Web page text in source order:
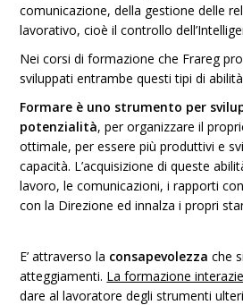
comunicazione, della gestione delle
lavorativo, cioè il controllo
Nei corsi di formazione che Frareg
sviluppati entrambe questi tipi di
Formare è uno strumento per
potenzialità, per organizzare il
ottimale, per essere più produttivi e
capacità. L’acquisizione di queste
lavoro, le comunicazioni, i rapporti
con la Direzione ed innalza i propri
E’ attraverso la consapevolezza che
atteggiamenti. La formazione
dare al lavoratore degli strumenti